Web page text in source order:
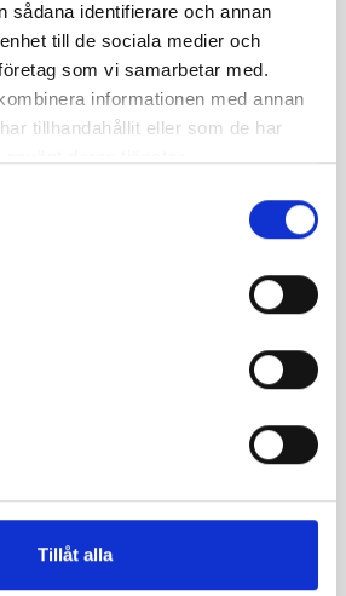
sådana identifierare och annan
till de sociala medier och
som vi samarbetar med.
informationen med annan
tillhandahållit eller som de har
Tillåt alla
Hattfjelldal, 16 km in to
a cowshed and a small bridge,
crystal mine. A 3-km hike takes